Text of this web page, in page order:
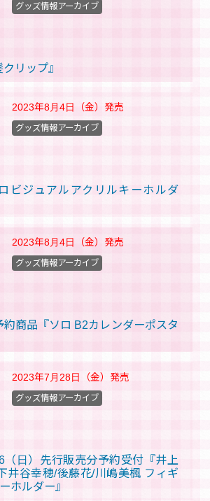
リップ』
グッズ情報アーカイブ
2023年8月4日（金） 発売
ビジュアルアクリルキーホルダ
グッズ情報アーカイブ
2023年8月4日（金） 発売
商品『ソロ B2カレンダーポスタ
グッズ情報アーカイブ
2023年7月28日（金） 発売
（日）先行販売分予約受付『井上
井谷幸穂/後藤花/川嶋美楓 フィギ
ホルダー』
グッズ情報アーカイブ